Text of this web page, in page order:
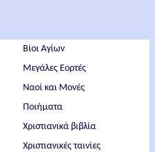
Βίοι Αγίων
Μεγάλες Εορτές
Ναοί και Μονές
Ποιήματα
Χριστιανικά βιβλία
Χριστιανικές ταινίες